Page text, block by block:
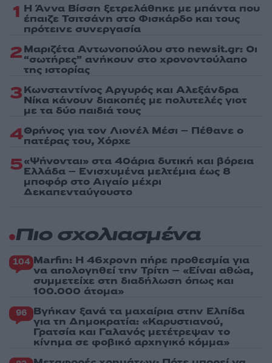
1 Η Άννα Βίσση ξετρελάθηκε με μπάντα που
έπαιζε Τσιτσάνη στο Φισκάρδο και τους
πρότεινε συνεργασία
2Μαριζέτα Αντωνοπούλου στο newsit.gr: Οι
“σωτήρες” ανήκουν στο χρονοντούλαπο
της ιστορίας
3Κωνσταντίνος Αργυρός και Αλεξάνδρα
Νίκα κάνουν διακοπές με πολυτελές γιοτ
με τα δύο παιδιά τους
4Θρήνος για τον Λιονέλ Μέσι – Πέθανε ο
πατέρας του, Χόρχε
5«Ψήνονται» στα 40άρια δυτική και βόρεια
Ελλάδα – Ενισχυμένα μελτέμια έως 8
μποφόρ στο Αιγαίο μέχρι
Δεκαπενταύγουστο
Πιο σχολιασμένα
104 Marfin: Η 46χρονη πήρε προθεσμία για
να απολογηθεί την Τρίτη – «Είναι αθώα,
συμμετείχε στη διαδήλωση όπως και
100.000 άτομα»
96 Βγήκαν ξανά τα μαχαίρια στην Ελπίδα
για τη Δημοκρατία: «Καρυστιανού,
Γρατσία και Γαλανός μετέτρεψαν το
κίνημα σε φοβικό αρχηγικό κόμμα»